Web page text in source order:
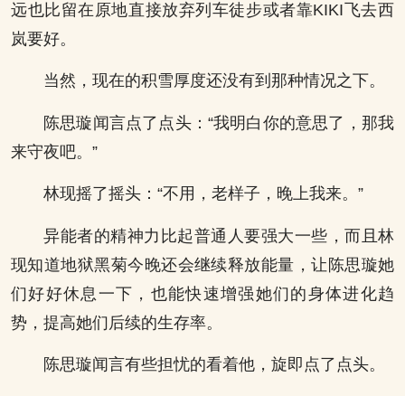
远也比留在原地直接放弃列车徒步或者靠KIKI飞去西
岚要好。
当然，现在的积雪厚度还没有到那种情况之下。
陈思璇闻言点了点头：“我明白你的意思了，那我
来守夜吧。”
林现摇了摇头：“不用，老样子，晚上我来。”
异能者的精神力比起普通人要强大一些，而且林
现知道地狱黑菊今晚还会继续释放能量，让陈思璇她
们好好休息一下，也能快速增强她们的身体进化趋
势，提高她们后续的生存率。
陈思璇闻言有些担忧的看着他，旋即点了点头。